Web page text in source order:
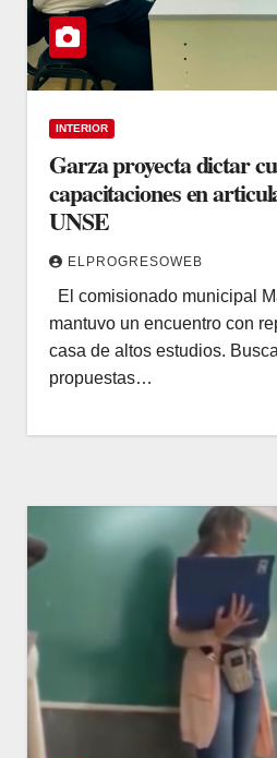
INTERIOR
Garza proyecta dictar
capacitaciones en
UNSE
ELPROGRESOWEB
El comisionado municipal
mantuvo un encuentro con
casa de altos estudios.
propuestas…